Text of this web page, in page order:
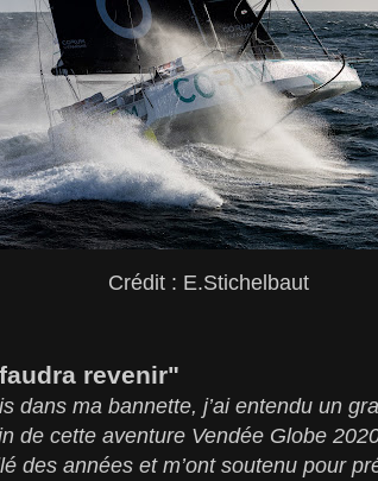
Crédit : E.Stichelbaut
revenir"
dans ma bannette, j’ai entendu un
de cette aventure Vendée Globe
des années et m’ont soutenu pour